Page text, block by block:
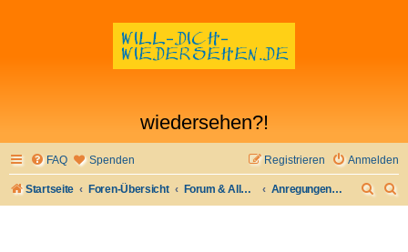
wiedersehen?!
FAQ Spenden Anmelden
Registrieren
Startseite Foren-Übersicht Forum & Allgemeines Anregungen, Kritik, Lob